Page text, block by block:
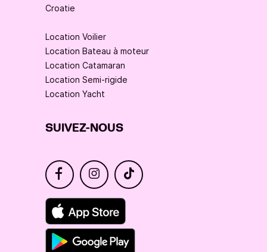
Croatie
Location Voilier
Location Bateau à moteur
Location Catamaran
Location Semi-rigide
Location Yacht
SUIVEZ-NOUS